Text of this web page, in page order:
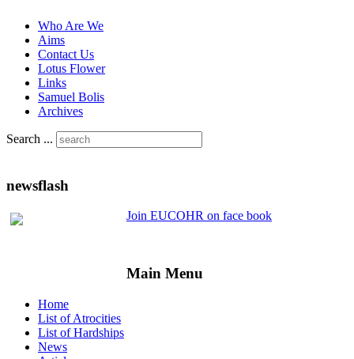
Who Are We
Aims
Contact Us
Lotus Flower
Links
Samuel Bolis
Archives
Search ...
newsflash
Join EUCOHR on face book
Main Menu
Home
List of Atrocities
List of Hardships
News